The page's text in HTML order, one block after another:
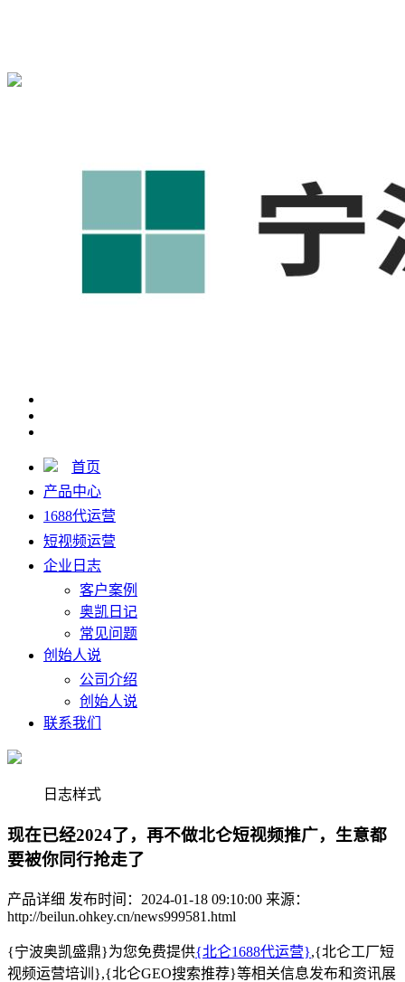
首页
产品中心
1688代运营
短视频运营
企业日志
客户案例
奥凯日记
常见问题
创始人说
公司介绍
创始人说
联系我们
日志样式
现在已经2024了，再不做北仑短视频推广，生意都
要被你同行抢走了
产品详细 发布时间：2024-01-18 09:10:00 来源：
http://beilun.ohkey.cn/news999581.html
{宁波奥凯盛鼎}为您免费提供{北仑1688代运营},{北仑工厂短
视频运营培训},{北仑GEO搜索推荐}等相关信息发布和资讯展